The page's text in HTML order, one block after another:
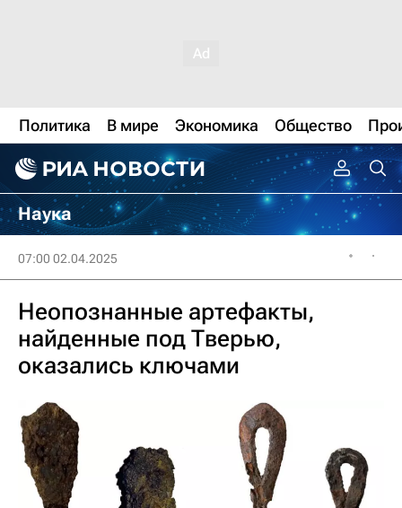
Политика В мире Экономика Общество
Наука
07:00 02.04.2025
Неопознанные артефакты,
найденные под Тверью,
оказались ключами